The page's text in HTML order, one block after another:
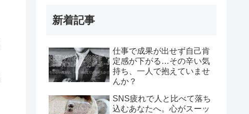
新着記事
仕事で成果が出せず自己肯
定感が下がる…その辛い気
持ち、一人で抱えていませ
んか？
SNS疲れで人と比べて落ち
込むあなたへ。心がスーッ